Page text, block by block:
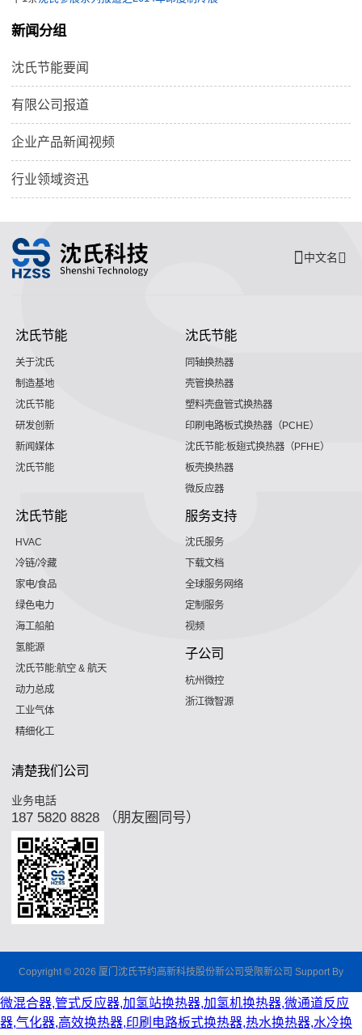
新闻分组
沈氏节能要闻
有限公司报道
企业产品新闻视频
行业领域资迅
中文名
沈氏节能
关于沈氏
制造基地
沈氏节能
研发创新
新闻媒体
沈氏节能
沈氏节能
同轴换热器
壳管换热器
塑料壳盘管式换热器
印刷电路板式换热器（PCHE）
沈氏节能:板翅式换热器（PFHE）
板壳换热器
微反应器
沈氏节能
HVAC
冷链/冷藏
家电/食品
绿色电力
海工船舶
氢能源
沈氏节能:航空 & 航天
动力总成
工业气体
精细化工
服务支持
沈氏服务
下载文档
全球服务网络
定制服务
视频
子公司
杭州微控
浙江微智源
清楚我们公司
业务电話
187 5820 8828 （朋友圈同号）
Copyright © 2026 厦门沈氏节约高新科技股份新公司受限新公司 Support By
微混合器,管式反应器,加氢站换热器,加氢机换热器,微通道反应
器,气化器,高效换热器,印刷电路板式换热器,热水换热器,水冷换